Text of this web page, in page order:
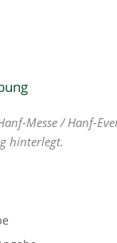
Messe / Hanf-
hinterlegt.